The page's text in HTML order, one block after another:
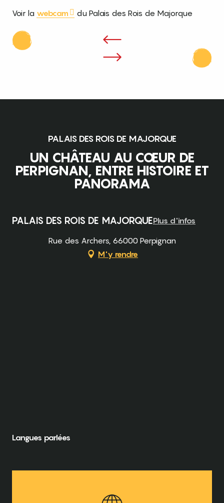
Voir la webcam du Palais des Rois de Majorque
PALAIS DES ROIS DE MAJORQUE
UN CHÂTEAU AU CŒUR DE
PERPIGNAN, ENTRE HISTOIRE ET
PANORAMA
PALAIS DES ROIS DE MAJORQUEPlus d'infos
Rue des Archers, 66000 Perpignan
M'y rendre
Langues parlées
Langues parlées